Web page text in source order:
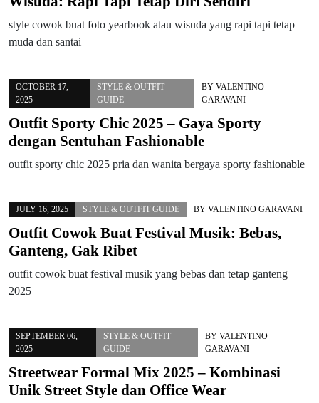
style cowok buat foto yearbook atau wisuda yang rapi tapi tetap
muda dan santai
OCTOBER 17,
2025
STYLE & OUTFIT
GUIDE
BYVALENTINO
GARAVANI
Outfit Sporty Chic 2025 – Gaya Sporty
dengan Sentuhan Fashionable
outfit sporty chic 2025 pria dan wanita bergaya sporty fashionable
JULY 16, 2025 STYLE & OUTFIT GUIDE BY VALENTINO GARAVANI
Outfit Cowok Buat Festival Musik: Bebas,
Ganteng, Gak Ribet
outfit cowok buat festival musik yang bebas dan tetap ganteng
2025
SEPTEMBER 06,
2025
STYLE & OUTFIT
GUIDE
BY VALENTINO
GARAVANI
Streetwear Formal Mix 2025 – Kombinasi
Unik Street Style dan Office Wear